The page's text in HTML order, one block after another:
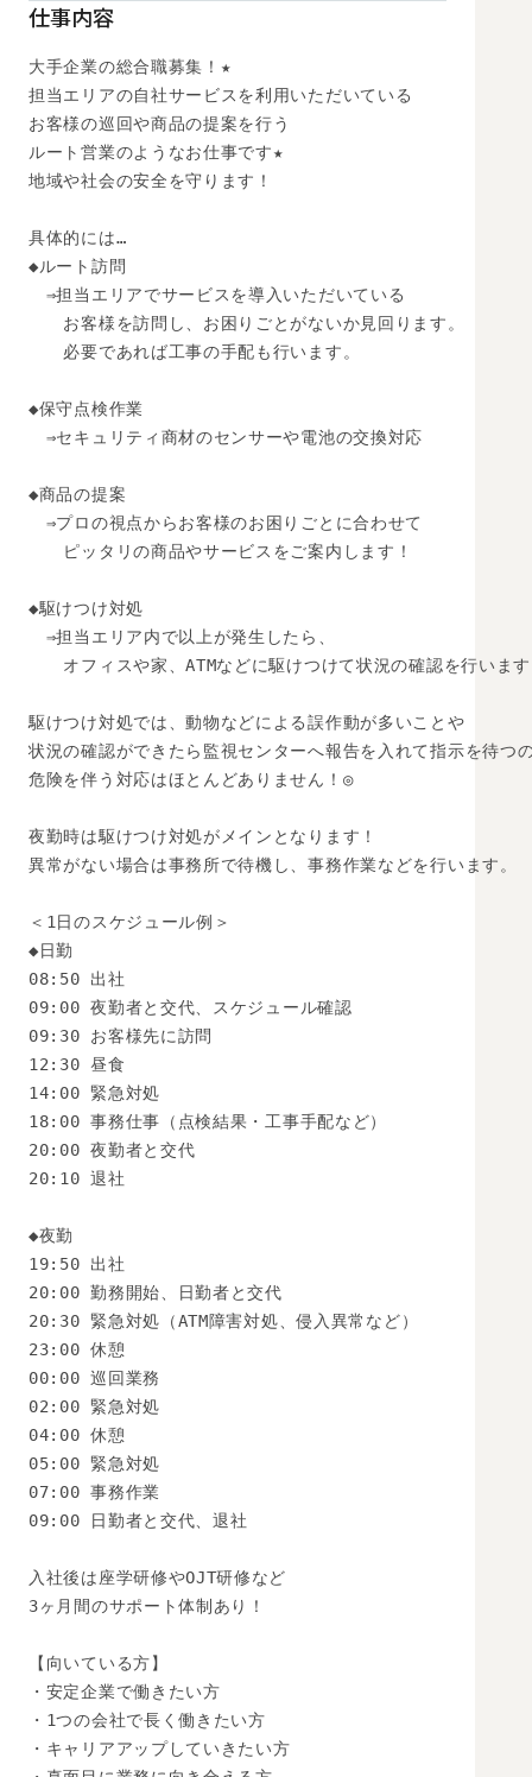
仕事内容
大手企業の総合職募集！★
担当エリアの自社サービスを利用いただいている
お客様の巡回や商品の提案を行う
ルート営業のようなお仕事です★
地域や社会の安全を守ります！
具体的には…
◆ルート訪問
⇒担当エリアでサービスを導入いただいている
お客様を訪問し、お困りごとがないか見回ります。
必要であれば工事の手配も行います。
◆保守点検作業
⇒セキュリティ商材のセンサーや電池の交換対応
◆商品の提案
⇒プロの視点からお客様のお困りごとに合わせて
ピッタリの商品やサービスをご案内します！
◆駆けつけ対処
⇒担当エリア内で以上が発生したら、
オフィスや家、ATMなどに駆けつけて状況の確認を行いま
駆けつけ対処では、動物などによる誤作動が多いことや
状況の確認ができたら監視センターへ報告を入れて指示を待つ
危険を伴う対応はほとんどありません！◎
夜勤時は駆けつけ対処がメインとなります！
異常がない場合は事務所で待機し、事務作業などを行います。
＜1日のスケジュール例＞
◆日勤
08:50 出社
09:00 夜勤者と交代、スケジュール確認
09:30 お客様先に訪問
12:30 昼食
14:00 緊急対処
18:00 事務仕事（点検結果・工事手配など）
20:00 夜勤者と交代
20:10 退社
◆夜勤
19:50 出社
20:00 勤務開始、日勤者と交代
20:30 緊急対処（ATM障害対処、侵入異常など）
23:00 休憩
00:00 巡回業務
02:00 緊急対処
04:00 休憩
05:00 緊急対処
07:00 事務作業
09:00 日勤者と交代、退社
入社後は座学研修やOJT研修など
3ヶ月間のサポート体制あり！
【向いている方】
・安定企業で働きたい方
・1つの会社で長く働きたい方
・キャリアアップしていきたい方